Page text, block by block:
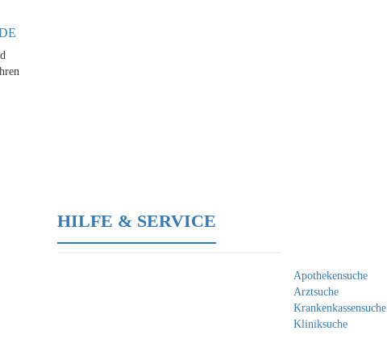
HILFE & SERVICE
Apothekensuche
Arztsuche
Krankenkassensuche
Kliniksuche